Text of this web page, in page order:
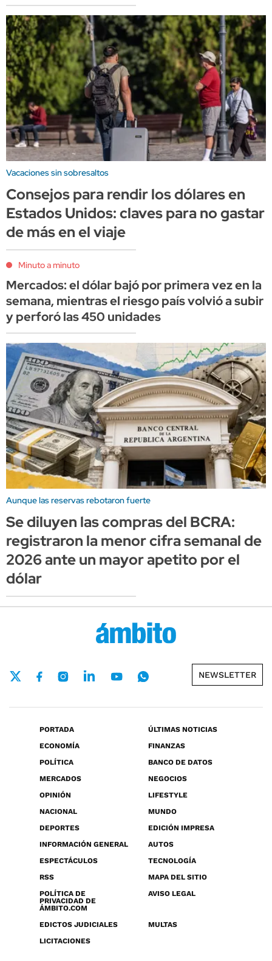
Vacaciones sin sobresaltos
Consejos para rendir los dólares en
Estados Unidos: claves para no gastar
de más en el viaje
Minuto a minuto
Mercados: el dólar bajó por primera vez en la
semana, mientras el riesgo país volvió a subir
y perforó las 450 unidades
Aunque las reservas rebotaron fuerte
Se diluyen las compras del BCRA:
registraron la menor cifra semanal de
2026 ante un mayor apetito por el
dólar
NEWSLETTER
PORTADA
ÚLTIMAS NOTICIAS
ECONOMÍA
FINANZAS
POLÍTICA
BANCO DE DATOS
MERCADOS
NEGOCIOS
OPINIÓN
LIFESTYLE
NACIONAL
MUNDO
DEPORTES
EDICIÓN IMPRESA
INFORMACIÓN GENERAL
AUTOS
ESPECTÁCULOS
TECNOLOGÍA
RSS
MAPA DEL SITIO
POLÍTICA DE
PRIVACIDAD DE
ÁMBITO.COM
AVISO LEGAL
EDICTOS JUDICIALES
MULTAS
LICITACIONES